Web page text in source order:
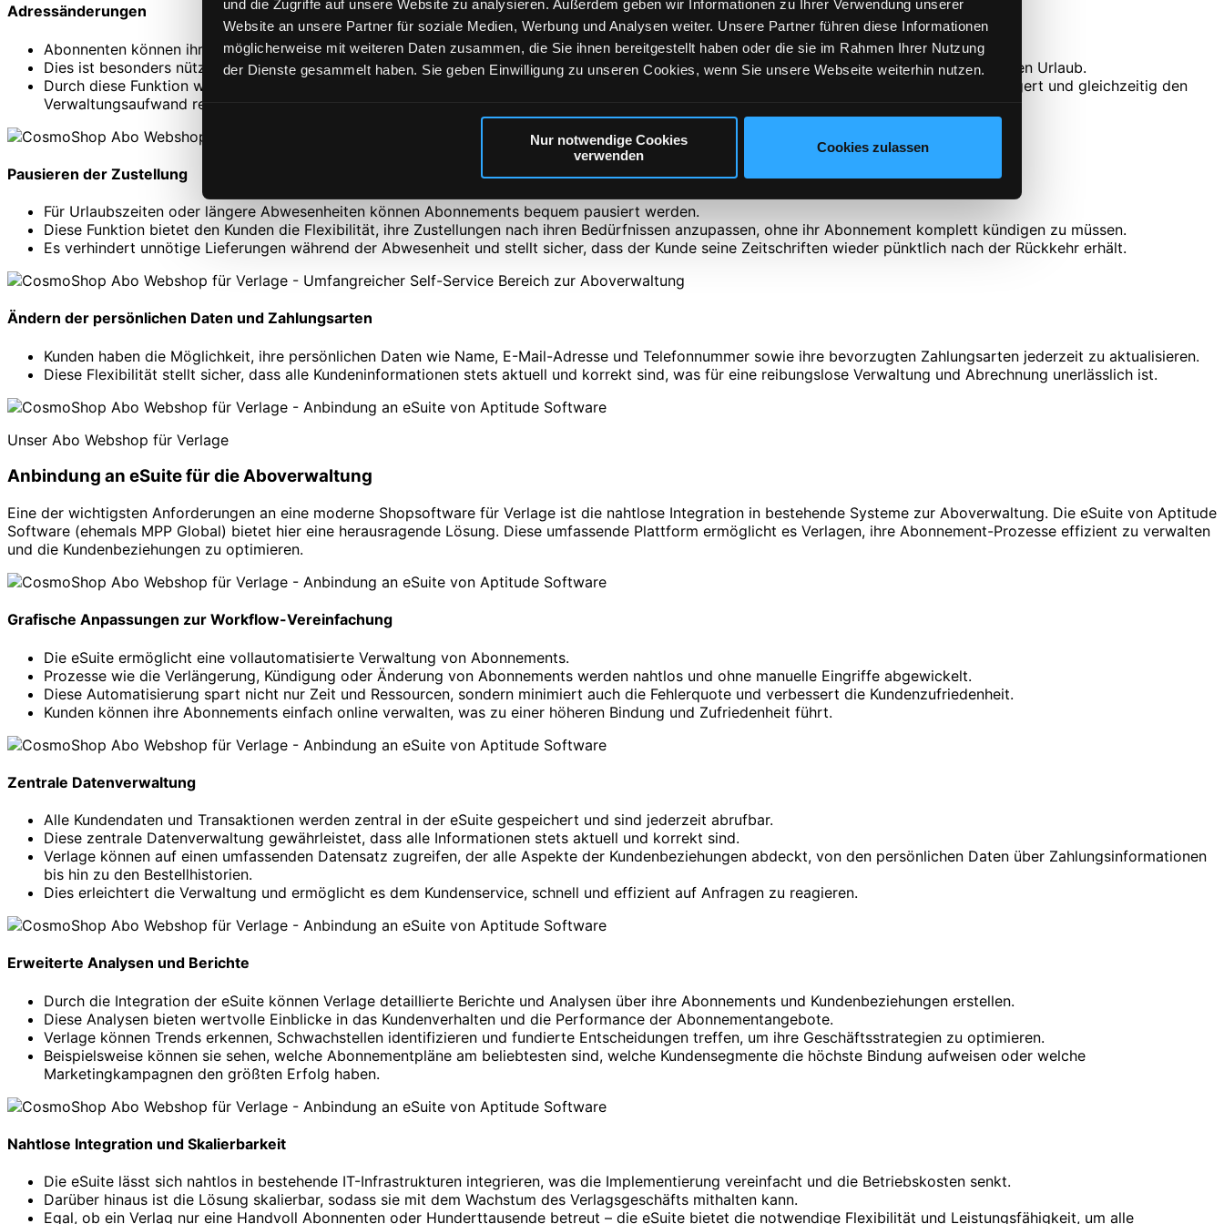
und die Zugriffe auf unsere Website zu analysieren. Außerdem geben wir Informationen zu Ihrer Verwendung unserer
Website an unsere Partner für soziale Medien, Werbung und Analysen weiter. Unsere Partner führen diese Informationen
möglicherweise mit weiteren Daten zusammen, die Sie ihnen bereitgestellt haben oder die sie im Rahmen Ihrer Nutzung
der Dienste gesammelt haben. Sie geben Einwilligung zu unseren Cookies, wenn Sie unsere Webseite weiterhin nutzen.
Nur notwendige Cookies
verwenden
Cookies zulassen
Adressänderungen
Abonnenten können ihre Lieferadresse einfach und schnell ändern.
Dies ist besonders nützlich für Kunden, die häufig umziehen oder eine zeitweilige Änderung der Lieferadresse benötigen, beispielsweise für den Urlaub.
Durch diese Funktion wird sichergestellt, dass Zeitschriften immer an die richtige Adresse geliefert werden, was die Kundenzufriedenheit steigert und gleichzeitig den
Verwaltungsaufwand reduziert.
Pausieren der Zustellung
Für Urlaubszeiten oder längere Abwesenheiten können Abonnements bequem pausiert werden.
Diese Funktion bietet den Kunden die Flexibilität, ihre Zustellungen nach ihren Bedürfnissen anzupassen, ohne ihr Abonnement komplett kündigen zu müssen.
Es verhindert unnötige Lieferungen während der Abwesenheit und stellt sicher, dass der Kunde seine Zeitschriften wieder pünktlich nach der Rückkehr erhält.
Ändern der persönlichen Daten und Zahlungsarten
Kunden haben die Möglichkeit, ihre persönlichen Daten wie Name, E-Mail-Adresse und Telefonnummer sowie ihre bevorzugten Zahlungsarten jederzeit zu aktualisieren.
Diese Flexibilität stellt sicher, dass alle Kundeninformationen stets aktuell und korrekt sind, was für eine reibungslose Verwaltung und Abrechnung unerlässlich ist.
Unser Abo Webshop für Verlage
Anbindung an eSuite für die Aboverwaltung
Eine der wichtigsten Anforderungen an eine moderne Shopsoftware für Verlage ist die nahtlose Integration in bestehende Systeme zur Aboverwaltung. Die eSuite von Aptitude
Software (ehemals MPP Global) bietet hier eine herausragende Lösung. Diese umfassende Plattform ermöglicht es Verlagen, ihre Abonnement-Prozesse effizient zu verwalten
und die Kundenbeziehungen zu optimieren.
Grafische Anpassungen zur Workflow-Vereinfachung
Die eSuite ermöglicht eine vollautomatisierte Verwaltung von Abonnements.
Prozesse wie die Verlängerung, Kündigung oder Änderung von Abonnements werden nahtlos und ohne manuelle Eingriffe abgewickelt.
Diese Automatisierung spart nicht nur Zeit und Ressourcen, sondern minimiert auch die Fehlerquote und verbessert die Kundenzufriedenheit.
Kunden können ihre Abonnements einfach online verwalten, was zu einer höheren Bindung und Zufriedenheit führt.
Zentrale Datenverwaltung
Alle Kundendaten und Transaktionen werden zentral in der eSuite gespeichert und sind jederzeit abrufbar.
Diese zentrale Datenverwaltung gewährleistet, dass alle Informationen stets aktuell und korrekt sind.
Verlage können auf einen umfassenden Datensatz zugreifen, der alle Aspekte der Kundenbeziehungen abdeckt, von den persönlichen Daten über Zahlungsinformationen
bis hin zu den Bestellhistorien.
Dies erleichtert die Verwaltung und ermöglicht es dem Kundenservice, schnell und effizient auf Anfragen zu reagieren.
Erweiterte Analysen und Berichte
Durch die Integration der eSuite können Verlage detaillierte Berichte und Analysen über ihre Abonnements und Kundenbeziehungen erstellen.
Diese Analysen bieten wertvolle Einblicke in das Kundenverhalten und die Performance der Abonnementangebote.
Verlage können Trends erkennen, Schwachstellen identifizieren und fundierte Entscheidungen treffen, um ihre Geschäftsstrategien zu optimieren.
Beispielsweise können sie sehen, welche Abonnementpläne am beliebtesten sind, welche Kundensegmente die höchste Bindung aufweisen oder welche
Marketingkampagnen den größten Erfolg haben.
Nahtlose Integration und Skalierbarkeit
Die eSuite lässt sich nahtlos in bestehende IT-Infrastrukturen integrieren, was die Implementierung vereinfacht und die Betriebskosten senkt.
Darüber hinaus ist die Lösung skalierbar, sodass sie mit dem Wachstum des Verlagsgeschäfts mithalten kann.
Egal, ob ein Verlag nur eine Handvoll Abonnenten oder Hunderttausende betreut – die eSuite bietet die notwendige Flexibilität und Leistungsfähigkeit, um alle